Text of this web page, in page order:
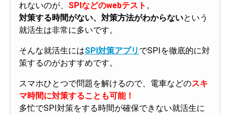
れないのが、 SPIなどのwebテスト 。
対策する時間がない、対策方法がわからないという
就活生は非常に多いです。
そんな就活生にはSPI対策アプリ でSPIを徹底的に対
策するのがおすすめです。
スマホひとつで問題を解けるので、電車などのスキ
マ時間に対策することも可能！
多忙でSPI対策をする時間が確保できない就活生に